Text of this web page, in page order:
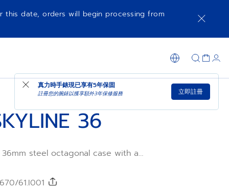
this date, orders will begin processing from
真力時手錶現已享有5年保固
註冊您的腕錶以獲享額外3年保修服務 立即註冊
36
36mm steel octagonal case with a
star. Powered by the Elite 670
61.I001